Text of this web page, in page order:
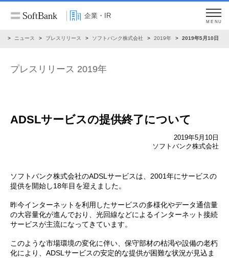
企業・IR
MENU
ニュース プレスリリース ソフトバンク株式会社 2019年 2019年5月10日
プレスリリース 2019年
ADSLサービスの提供終了について
2019年5月10日
ソフトバンク株式会社
ソフトバンク株式会社のADSLサービスは、2001年にサービスの
提供を開始し18年目を迎えました。
昨今インターネットを利用したサービスの多様化やデータ通信量
の大容量化が進んでおり、光回線などによるインターネット接続
サービスが主流になってきています。
このような市場環境の変化に伴い、保守部材の枯渇や設備の老朽
化により、ADSLサービスの安定的な提供が困難な状況が見込ま